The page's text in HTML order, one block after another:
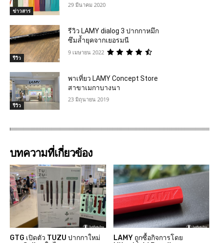
ข่าวสาร
29 มีนาคม 2020
รีวิว
รีวิว LAMY dialog 3 ปากกาหมึก
ซึมล้ำยุคจากเยอรมนี
9 เมษายน 2022
รีวิว
พาเที่ยว LAMY Concept Store
สาขาเมกาบางนา
23 มิถุนายน 2019
บทความที่เกี่ยวข้อง
GTG เปิดตัว TUZU ปากกาใหม่
LAMY ถูกซื้อกิจการโดย